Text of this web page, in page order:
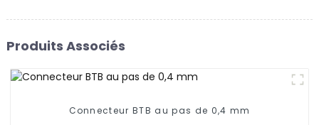
Produits Associés
Connecteur BTB au pas de 0,4 mm